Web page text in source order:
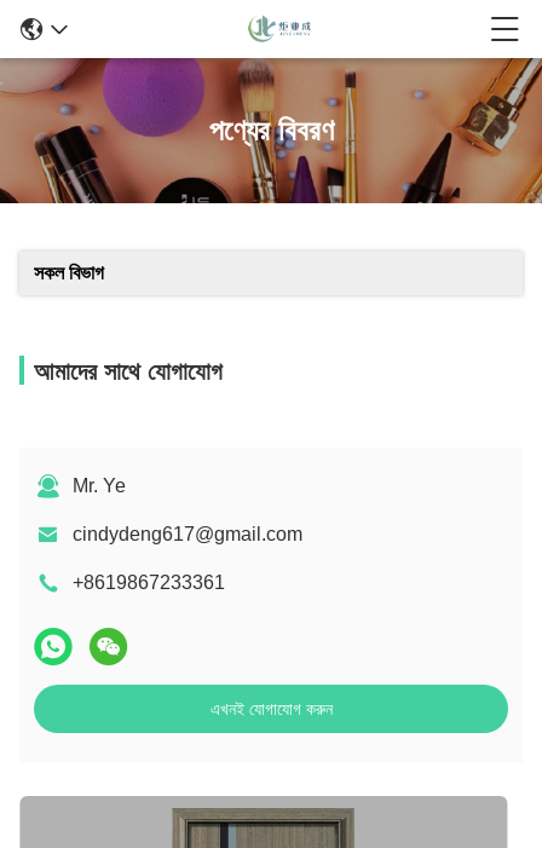
পণ্যের বিবরণ
সকল বিভাগ
আমাদের সাথে যোগাযোগ
Mr. Ye
cindydeng617@gmail.com
+8619867233361
এখনই যোগাযোগ করুন